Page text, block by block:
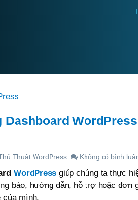
Dashboard
Thuật WordPress Không có bình
WordPress giúp chúng ta thực
báo, hướng dẫn, hỗ trợ hoặc đơn
của mình.